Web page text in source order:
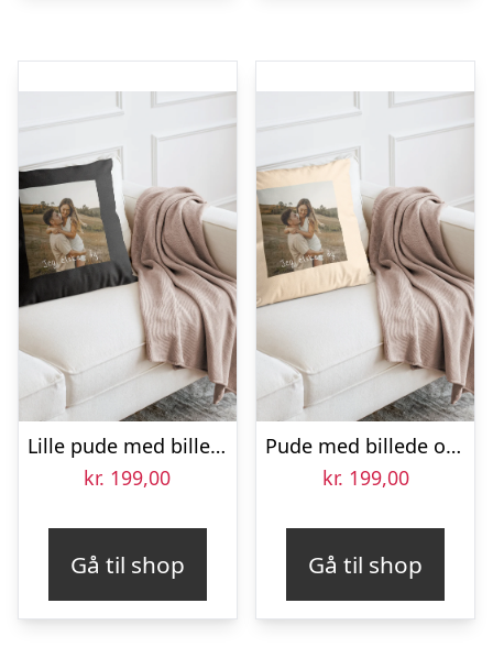
Lille pude med billede – Sort
kr. 199,00
Gå til shop
Pude med billede og eget design – Beige – 40 x 40 cm
kr. 199,00
Gå til shop